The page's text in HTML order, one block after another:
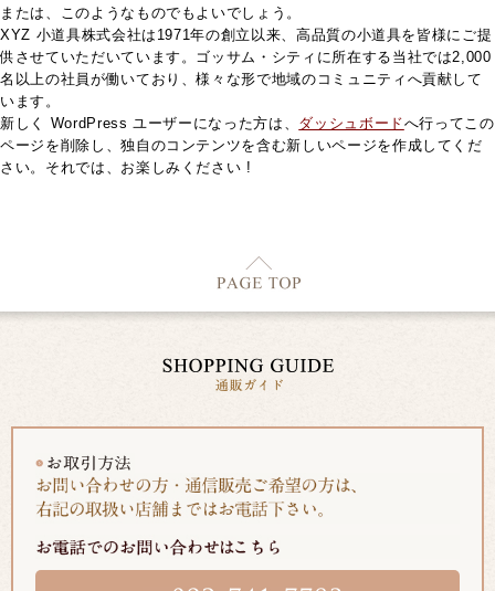
または、このようなものでもよいでしょう。
XYZ 小道具株式会社は1971年の創立以来、高品質の小道具を皆様にご提
供させていただいています。ゴッサム・シティに所在する当社では2,000
名以上の社員が働いており、様々な形で地域のコミュニティへ貢献して
います。
新しく WordPress ユーザーになった方は、 ダッシュボードへ行ってこの
ページを削除し、独自のコンテンツを含む新しいページを作成してくだ
さい。それでは、お楽しみください !